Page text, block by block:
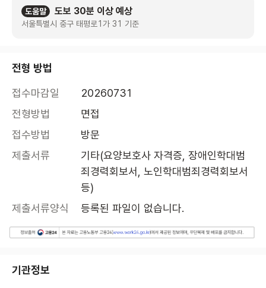
도움말 도보 30분 이상 예상
서울특별시 중구 태평로1가 31 기준
전형 방법
접수마감일
20260731
전형방법
면접
접수방법
방문
제출서류
기타(요양보호사 자격증, 장애인학대범
죄경력회보서, 노인학대범죄경력회보서
등)
제출서류양식
등록된 파일이 없습니다.
기관정보